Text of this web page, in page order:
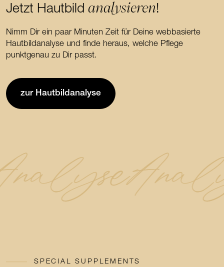
Jetzt Hautbildanalysieren!
Nimm Dir ein paar Minuten Zeit für Deine webbasierte
Hautbildanalyse und finde heraus, welche Pflege
punktgenau zu Dir passt.
zur Hautbildanalyse
SPECIAL SUPPLEMENTS